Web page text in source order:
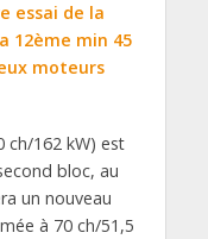
essai de la
12ème min 45
moteurs
ch/162 kW) est
bloc, au
un nouveau
à 70 ch/51,5